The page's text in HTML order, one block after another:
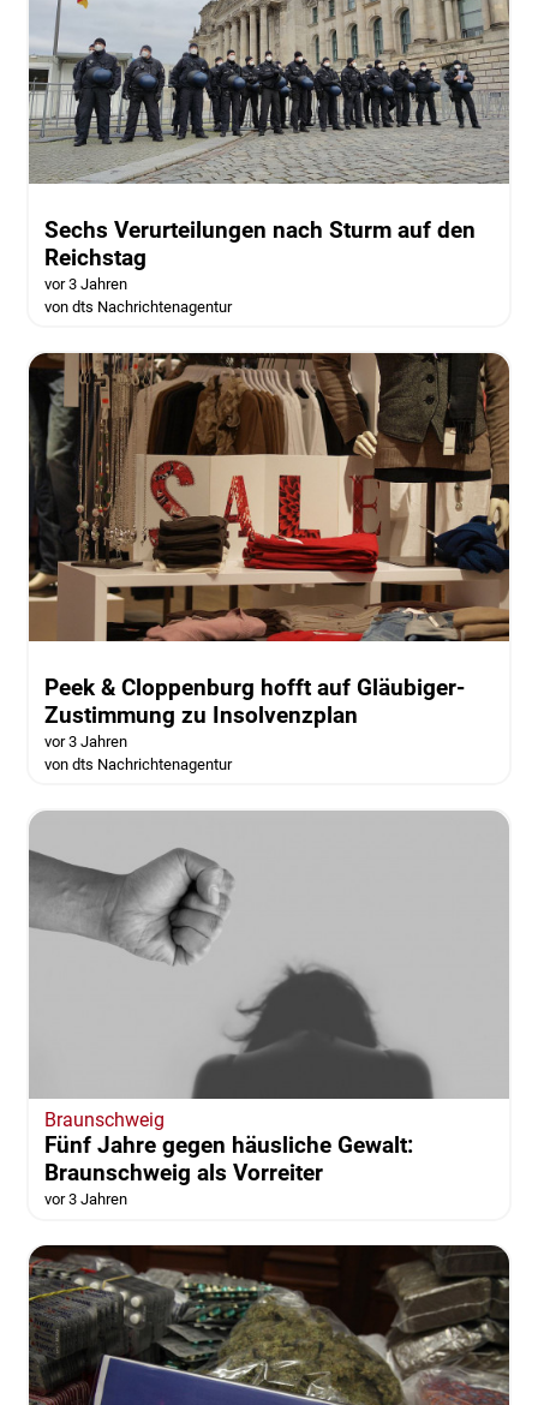
Sechs Verurteilungen nach Sturm auf den
Reichstag
vor 3 Jahren
von dts Nachrichtenagentur
Peek & Cloppenburg hofft auf Gläubiger-
Zustimmung zu Insolvenzplan
vor 3 Jahren
von dts Nachrichtenagentur
Braunschweig
Fünf Jahre gegen häusliche Gewalt:
Braunschweig als Vorreiter
vor 3 Jahren